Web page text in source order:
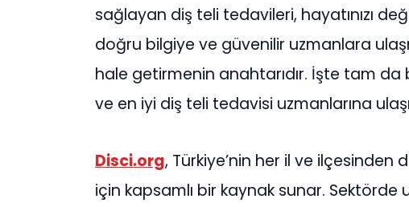
sağlayan diş teli tedavileri, hayatınızı
doğru bilgiye ve güvenilir uzmanlara
hale getirmenin anahtarıdır. İşte tam
ve en iyi diş teli tedavisi uzmanlarına
Disci.org, Türkiye’nin her il ve
için kapsamlı bir kaynak sunar.